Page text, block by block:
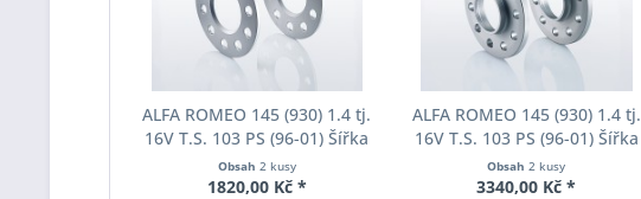
ALFA ROMEO 145 (930) 1.4 tj.
16V T.S. 103 PS (96-01) Šířka
rozchodu Eibach Pro-Spacer
S90-1-05-011 System1
Obsah 2 kusy
1820,00 Kč *
ALFA ROMEO 145 (930) 1.4 tj.
16V T.S. 103 PS (96-01) Šířka
rozchodu Eibach Pro-Spacer
S90-2-15-020 System2
Obsah2 kusy
3340,00 Kč *